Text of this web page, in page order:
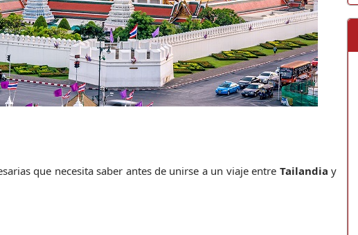
que necesita saber antes de unirse a un viaje entre Tailandia